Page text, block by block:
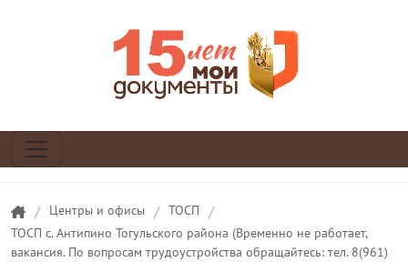
/ Центры и офисы / ТОСП /
ТОСП с. Антипино Тогульского района (Временно не работает,
вакансия. По вопросам трудоустройства обращайтесь: тел. 8(961)